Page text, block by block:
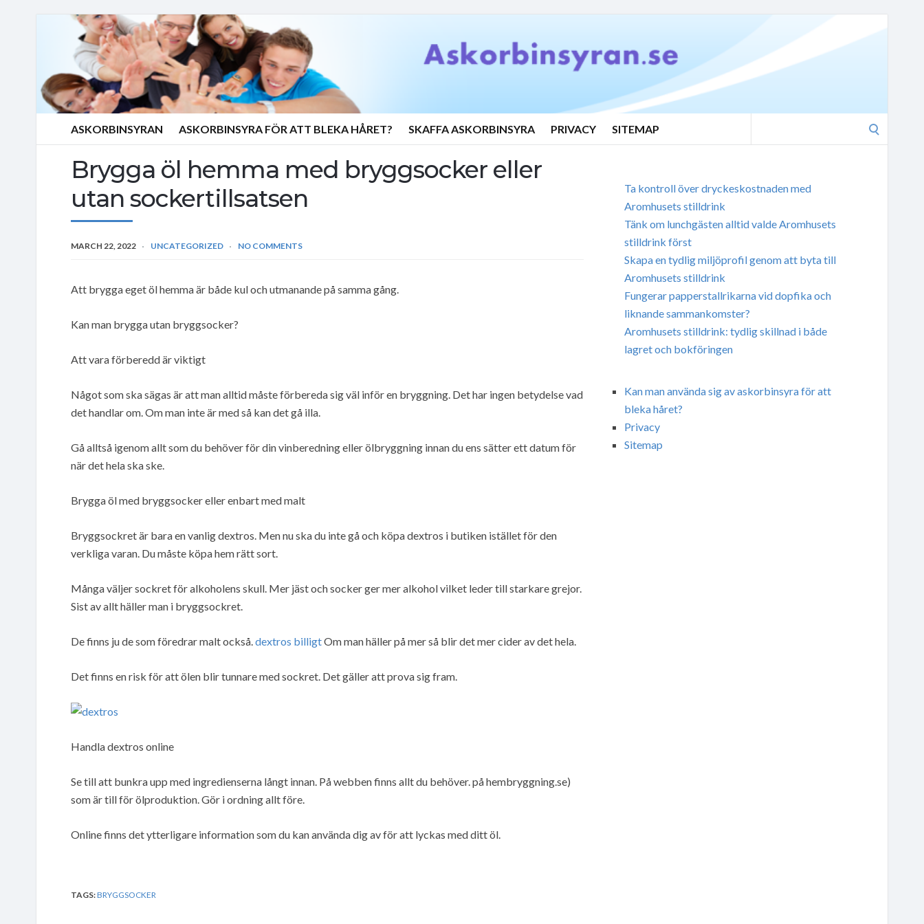
ASKORBINSYRAN ASKORBINSYRA FÖR ATT BLEKA HÅRET? SKAFFA ASKORBINSYRA PRIVACY SITEMAP
Brygga öl hemma med bryggsocker eller
utan sockertillsatsen
MARCH 22, 2022 UNCATEGORIZED NO COMMENTS
Att brygga eget öl hemma är både kul och utmanande på samma gång.
Kan man brygga utan bryggsocker?
Att vara förberedd är viktigt
Något som ska sägas är att man alltid måste förbereda sig väl inför en bryggning. Det har ingen betydelse vad
det handlar om. Om man inte är med så kan det gå illa.
Gå alltså igenom allt som du behöver för din vinberedning eller ölbryggning innan du ens sätter ett datum för
när det hela ska ske.
Brygga öl med bryggsocker eller enbart med malt
Bryggsockret är bara en vanlig dextros. Men nu ska du inte gå och köpa dextros i butiken istället för den
verkliga varan. Du måste köpa hem rätt sort.
Många väljer sockret för alkoholens skull. Mer jäst och socker ger mer alkohol vilket leder till starkare grejor.
Sist av allt häller man i bryggsockret.
De finns ju de som föredrar malt också.dextros billigtOm man häller på mer så blir det mer cider av det hela.
Det finns en risk för att ölen blir tunnare med sockret. Det gäller att prova sig fram.
Handla dextros online
Se till att bunkra upp med ingredienserna långt innan. På webben finns allt du behöver. på hembryggning.se)
som är till för ölproduktion. Gör i ordning allt före.
Online finns det ytterligare information som du kan använda dig av för att lyckas med ditt öl.
TAGS:BRYGGSOCKER
Ta kontroll över dryckeskostnaden med
Aromhusets stilldrink
Tänk om lunchgästen alltid valde Aromhusets
stilldrink först
Skapa en tydlig miljöprofil genom att byta till
Aromhusets stilldrink
Fungerar papperstallrikarna vid dopfika och
liknande sammankomster?
Aromhusets stilldrink: tydlig skillnad i både
lagret och bokföringen
Kan man använda sig av askorbinsyra för att
bleka håret?
Privacy
Sitemap